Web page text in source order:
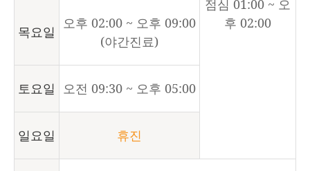
점심 01:00 ~ 오
후 02:00
목요일
오후 02:00 ~ 오후 09:00
(야간진료)
토요일 오전 09:30 ~ 오후 05:00
일요일 휴진